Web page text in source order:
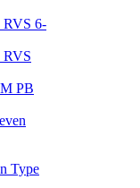
RVS 6-
RVS
PB
Type